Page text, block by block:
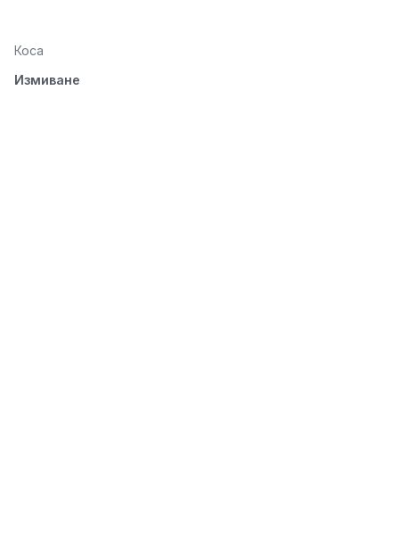
Коса
Измиване